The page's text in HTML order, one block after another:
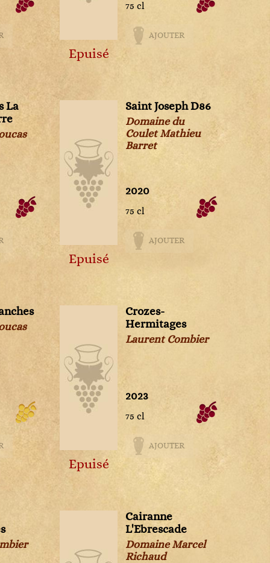
Epuisé
75 cl
AJOUTER
La
Epuisé
Saint Joseph D86
Domaine du
Coulet Mathieu
Barret
2020
75 cl
AJOUTER
Epuisé
Crozes-
Hermitages
Laurent Combier
2023
75 cl
AJOUTER
Cairanne
L'Ebrescade
Domaine Marcel
Richaud